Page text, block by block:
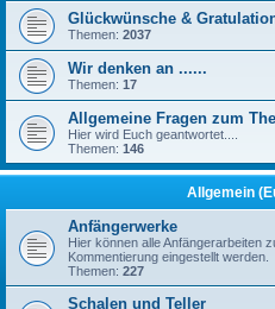
Glückwünsche &
Themen: 2037
Wir denken an ......
Themen: 17
Allgemeine Fragen zum
Hier wird Euch geantwortet....
Themen: 146
Allgemein
Anfängerwerke
Hier können alle Anfängerarbeiten
Kommentierung eingestellt werden.
Themen: 227
Schalen und Teller